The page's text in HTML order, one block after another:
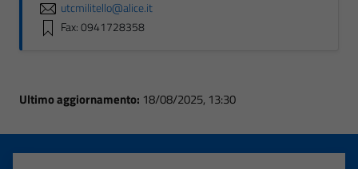
utcmilitello@alice.it
Fax: 0941728358
Ultimo aggiornamento: 18/08/2025, 13:30